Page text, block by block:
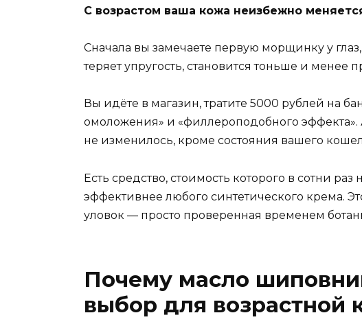
С возрастом ваша кожа неизбежно
Сначала вы замечаете первую морщинку у
теряет упругость, становится тоньше и менее
Вы идёте в магазин, тратите 5000 рублей на
омоложения» и «филлероподобного эффекта».
не изменилось, кроме состояния вашего
Есть средство, стоимость которого в сотни раз
эффективнее любого синтетического крема.
уловок — просто проверенная временем
Почему масло
выбор для возрастной